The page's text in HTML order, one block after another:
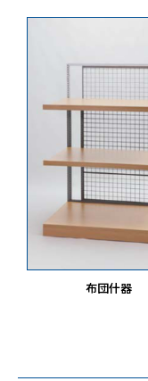
布団什器